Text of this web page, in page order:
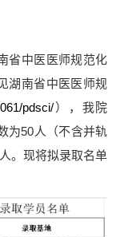
省中医医师规范化
湖南省中医医师规
pdsci/），我院
为50人（不含并轨
。现将拟录取名单